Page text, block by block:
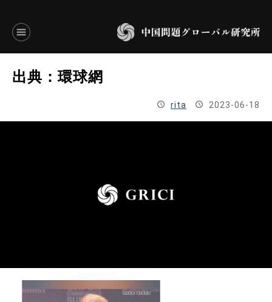
言語別アーカイブ
JAPANESE
お問い合わせ
出典：環球網
rita 2023-06-18